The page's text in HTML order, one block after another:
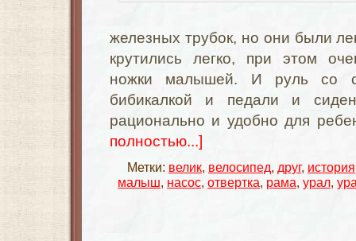
железных трубок, но они были
крутились легко, при этом
ножки малышей. И руль со
бибикалкой и педали и
рационально и удобно для
полностью...]
Метки: велик, велосипед, друг, история
малыш, насос, отвертка, рама, урал,